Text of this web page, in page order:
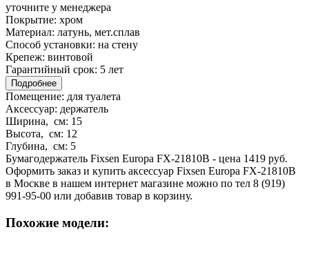
уточните у менеджера
Покрытие: хром
Материал: латунь, мет.сплав
Способ установки: на стену
Крепеж: винтовой
Гарантийный срок: 5 лет
Подробнее
Помещение: для туалета
Аксессуар: держатель
Ширина, см: 15
Высота, см: 12
Глубина, см: 5
Бумагодержатель Fixsen Europa FX-21810B - цена 1419 руб.
Оформить заказ и купить аксессуар Fixsen Europa FX-21810B
в Москве в нашем интернет магазине можно по тел 8 (919)
991-95-00 или добавив товар в корзину.
Похожие модели: